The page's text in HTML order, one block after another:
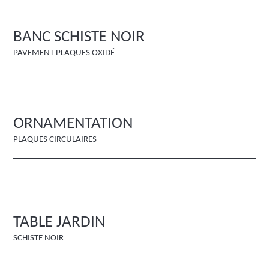
BANC SCHISTE NOIR
PAVEMENT PLAQUES OXIDÉ
ORNAMENTATION
PLAQUES CIRCULAIRES
TABLE JARDIN
SCHISTE NOIR